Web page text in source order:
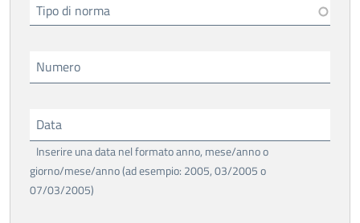
Tipo di norma
Numero
Data
Inserire una data nel formato anno, mese/anno o
giorno/mese/anno (ad esempio: 2005, 03/2005 o
07/03/2005)